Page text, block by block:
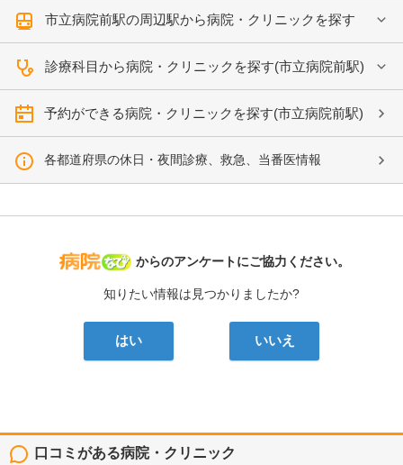
市立病院前駅の周辺駅から病院・クリニックを探す
診療科目から病院・クリニックを探す(市立病院前駅)
予約ができる病院・クリニックを探す(市立病院前駅)
各都道府県の休日・夜間診療、救急、当番医情報
病院なび
からのアンケートにご協力ください。
知りたい情報は見つかりましたか?
はい いいえ
口コミがある病院・クリニック